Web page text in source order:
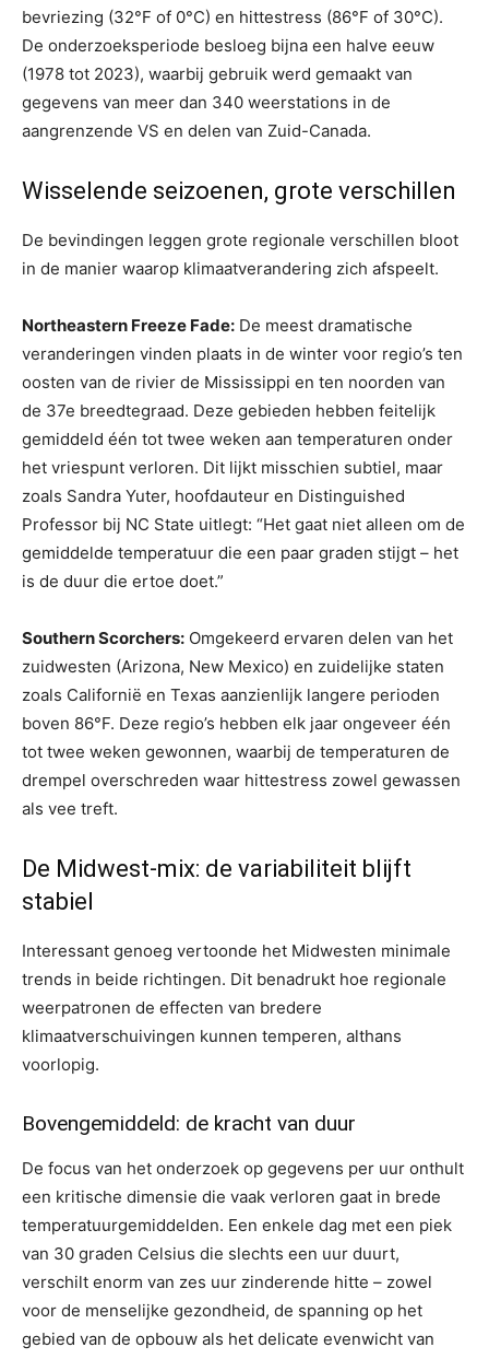
bevriezing (32°F of 0°C) en hittestress (86°F of 30°C).
De onderzoeksperiode besloeg bijna een halve eeuw
(1978 tot 2023), waarbij gebruik werd gemaakt van
gegevens van meer dan 340 weerstations in de
aangrenzende VS en delen van Zuid-Canada.
Wisselende seizoenen, grote verschillen
De bevindingen leggen grote regionale verschillen bloot
in de manier waarop klimaatverandering zich afspeelt.
Northeastern Freeze Fade: De meest dramatische
veranderingen vinden plaats in de winter voor regio’s ten
oosten van de rivier de Mississippi en ten noorden van
de 37e breedtegraad. Deze gebieden hebben feitelijk
gemiddeld één tot twee weken aan temperaturen onder
het vriespunt verloren. Dit lijkt misschien subtiel, maar
zoals Sandra Yuter, hoofdauteur en Distinguished
Professor bij NC State uitlegt: “Het gaat niet alleen om de
gemiddelde temperatuur die een paar graden stijgt – het
is de duur die ertoe doet.”
Southern Scorchers: Omgekeerd ervaren delen van het
zuidwesten (Arizona, New Mexico) en zuidelijke staten
zoals Californië en Texas aanzienlijk langere perioden
boven 86°F. Deze regio’s hebben elk jaar ongeveer één
tot twee weken gewonnen, waarbij de temperaturen de
drempel overschreden waar hittestress zowel gewassen
als vee treft.
De Midwest-mix: de variabiliteit blijft
stabiel
Interessant genoeg vertoonde het Midwesten minimale
trends in beide richtingen. Dit benadrukt hoe regionale
weerpatronen de effecten van bredere
klimaatverschuivingen kunnen temperen, althans
voorlopig.
Bovengemiddeld: de kracht van duur
De focus van het onderzoek op gegevens per uur onthult
een kritische dimensie die vaak verloren gaat in brede
temperatuurgemiddelden. Een enkele dag met een piek
van 30 graden Celsius die slechts een uur duurt,
verschilt enorm van zes uur zinderende hitte – zowel
voor de menselijke gezondheid, de spanning op het
gebied van de opbouw als het delicate evenwicht van